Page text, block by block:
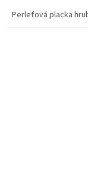
Perleťová placka